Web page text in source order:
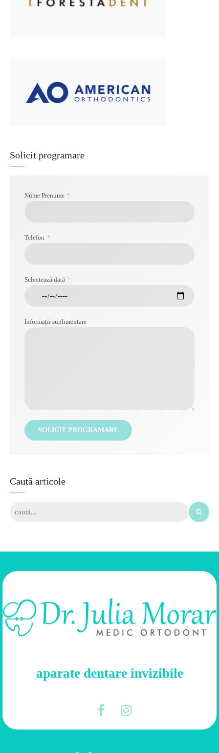
Solicit programare
Nume Prenume
Telefon
Selectează dată
Informații suplimentare
Caută articole
aparate dentare invizibile